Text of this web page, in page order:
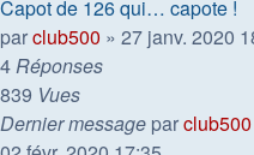
Capot de 126 qui… capote !
parclub500 » 27 janv. 2020
4Réponses
839 Vues
Dernier message parclub500